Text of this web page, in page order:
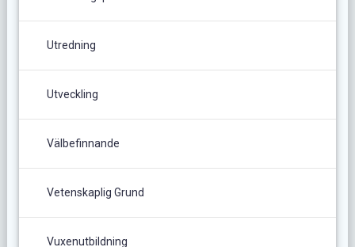
Utredning
Utveckling
Välbefinnande
Vetenskaplig Grund
Vuxenutbildning